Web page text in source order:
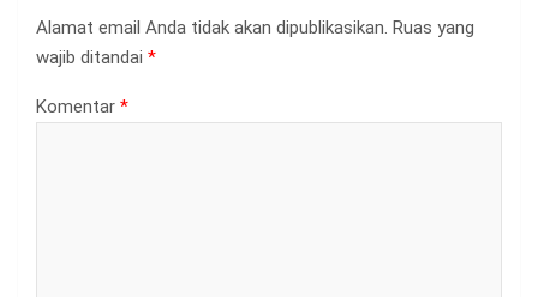
Alamat email Anda tidak akan dipublikasikan. Ruas yang
wajib ditandai *
Komentar *